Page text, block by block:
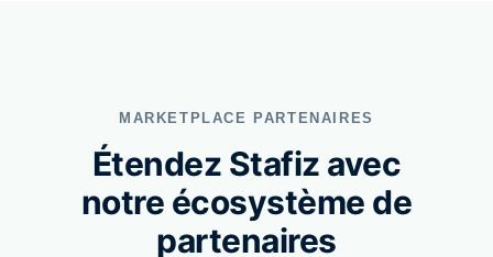
MARKETPLACE PARTENAIRES
Étendez Stafiz avec
notre écosystème de
partenaires